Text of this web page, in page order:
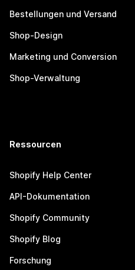
Bestellungen und Versand
Shop-Design
Marketing und Conversion
Shop-Verwaltung
Ressourcen
Shopify Help Center
API-Dokumentation
Shopify Community
Shopify Blog
Forschung